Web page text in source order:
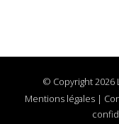
© Copyright 2026
Mentions légales |